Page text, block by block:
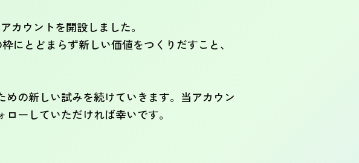
カウントを開設しました。
にとどまらず新しい価値をつくりだすこと、
の新しい試みを続けていきます。当アカウン
ーしていただければ幸いです。